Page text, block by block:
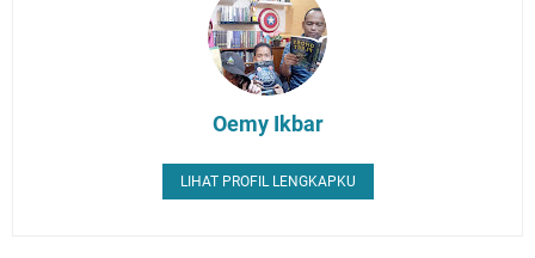
Oemy Ikbar
LIHAT PROFIL LENGKAPKU